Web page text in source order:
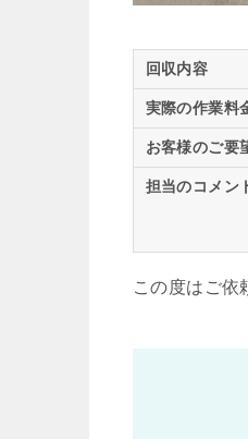
回収内容
実際の作業料
お客様のご要
担当のコメン
この度はご依